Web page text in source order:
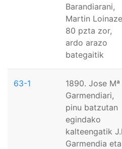
Barandiarani,
Martin
80 pzta zor,
ardo arazo
bategaitik
63-1
1890. Jose Mª
Garmendiari,
pinu batzutan
egindako
kalteengatik
Garmendia eta